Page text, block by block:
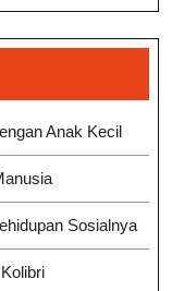
Anak Kecil
Sosialnya